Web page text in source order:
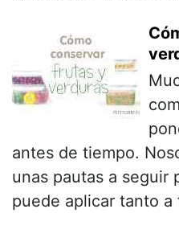
antes de tiempo.
unas pautas a seguir
puede aplicar tanto